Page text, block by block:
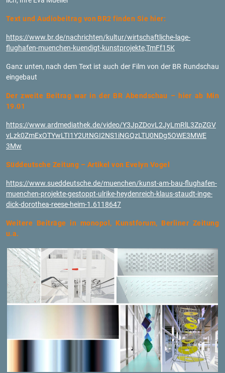
Text und Au­dio­bei­trag von BR2 fin­den Sie hier:
https://​www.​br.​de/​nachrichten/​kultur/​wir​tsch​aftl​iche-​lage-​
flughafen-​muenchen-​kuendigt-​kun​stpr​ojek​te,TmFf15K
Ganz unten, nach dem Text ist auch der Film von der BR Rund­schau
ein­ge­baut
Der zwei­te Bei­trag war in der BR Abend­schau – hier ab Min
19.01
https://​www.​ard​medi​athe​k.​de/​video/​Y3J​pZDo​vL2J​yLmR​lL3Z​pZGV​
vLzk​0ZmE​xOTY​wLTI​1Y2U​tNGI​2NS1​iNGQ​zLTU​0NDg​5OWE​3MWE​
3Mw
Süd­deut­sche Zei­tung – Ar­ti­kel von Eve­lyn Vogel
https://​www.​sue​ddeu​tsch​e.​de/​muenchen/​kunst-​am-​bau-​flughafen-​
muenchen-​projekte-​gestoppt-​ulrike-​heydenreich-​klaus-​staudt-​inge-​
dick-​dorothea-​reese-​heim-​1.​6118647
Wei­te­re Bei­trä­ge in mo­no­pol, Kunst­fo­rum, Ber­li­ner Zei­tung
u.a.